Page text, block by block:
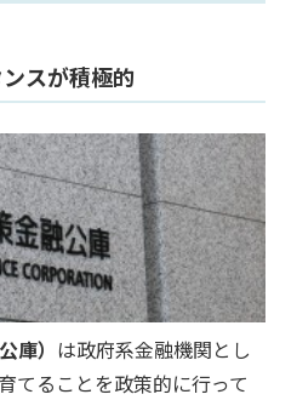
スが積極的
庫） は政府系金融機関とし
てることを政策的に行って